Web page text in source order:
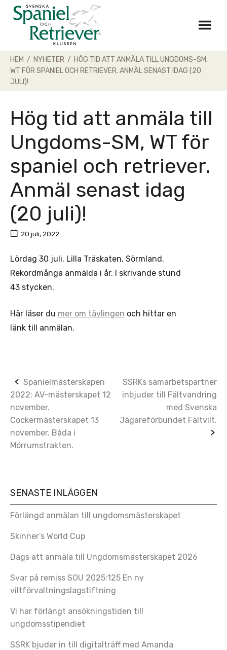
Skip
HEM / NYHETER / HÖG TID ATT ANMÄLA TILL UNGDOMS-SM,
WT FÖR SPANIEL OCH RETRIEVER. ANMÄL SENAST IDAG (20
JULI)!
Hög tid att anmäla till
Ungdoms-SM, WT för
spaniel och retriever.
Anmäl senast idag
(20 juli)!
20 juli, 2022
Lördag 30 juli. Lilla Träskaten, Sörmland.
Rekordmånga anmälda i år. I skrivande stund
43 stycken.
Här läser du mer om tävlingen och hittar en
länk till anmälan.
Post
navigation
Spanielmästerskapen
2022: AV-mästerskapet 12
november.
Cockermästerskapet 13
november. Båda i
Mörrumstrakten.
SSRKs samarbetspartner
inbjuder till Fältvandring
med Svenska
Jägareförbundet Fältvilt.
SENASTE INLÄGGEN
Förlängd anmälan till ungdomsmästerskapet
Skinner’s World Cup
Dags att anmäla till Ungdomsmästerskapet 2026
Svar på remiss SOU 2025:125 En ny
viltförvaltningslagstiftning
Vi har förlängt ansökningstiden till
ungdomsstipendiet
SSRK bjuder in till digitalträff med Amanda